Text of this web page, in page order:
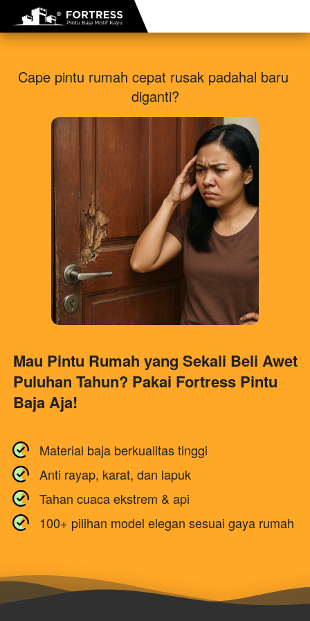
Cape pintu rumah cepat rusak padahal baru
diganti?
Mau Pintu Rumah yang Sekali Beli Awet
Puluhan Tahun? Pakai Fortress Pintu
Baja Aja!
Material baja berkualitas tinggi
Anti rayap, karat, dan lapuk
Tahan cuaca ekstrem & api
100+ pilihan model elegan sesuai gaya rumah